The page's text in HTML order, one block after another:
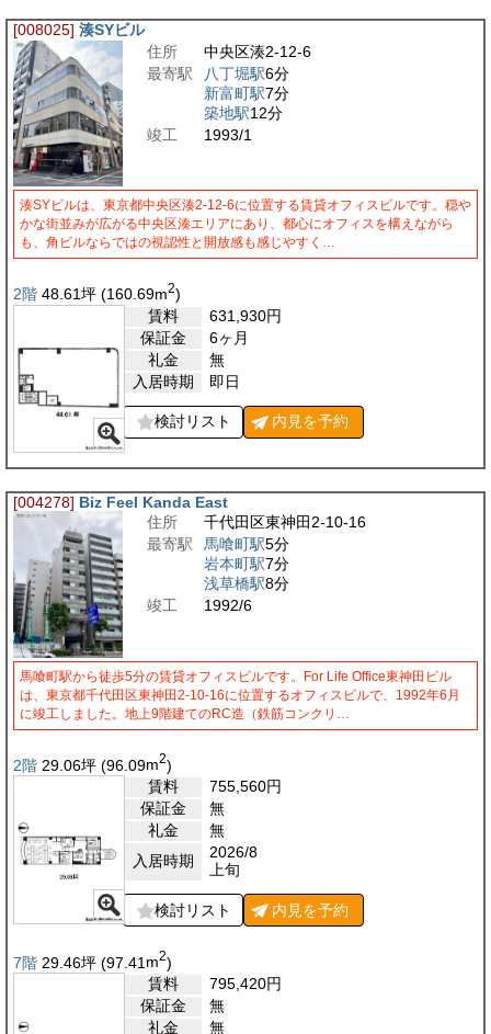
[008025] 湊SYビル
住所
中央区湊2-12-6
最寄駅
八丁堀駅6分
新富町駅7分
築地駅12分
竣工
1993/1
湊SYビルは、東京都中央区湊2-12-6に位置する賃貸オフィスビルです。穏や
かな街並みが広がる中央区湊エリアにあり、都心にオフィスを構えながら
も、角ビルならではの視認性と開放感も感じやすく…
2階 48.61坪 (160.69m2)
賃料
631,930円
保証金
6ヶ月
礼金
無
入居時期
即日
検討リスト 内見を予約
[004278] Biz Feel Kanda East
住所
千代田区東神田2-10-16
最寄駅
馬喰町駅5分
岩本町駅7分
浅草橋駅8分
竣工
1992/6
馬喰町駅から徒歩5分の賃貸オフィスビルです。For Life Office東神田ビル
は、東京都千代田区東神田2-10-16に位置するオフィスビルで、1992年6月
に竣工しました。地上9階建てのRC造（鉄筋コンクリ…
2階 29.06坪 (96.09m2)
賃料
755,560円
保証金
無
礼金
無
入居時期
2026/8
上旬
検討リスト 内見を予約
7階 29.46坪 (97.41 m2)
賃料
795,420円
保証金
無
礼金
無